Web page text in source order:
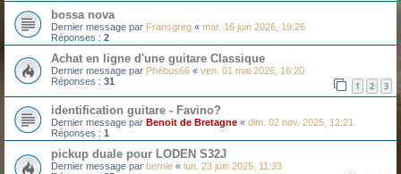
bossa nova
Dernier message par Fransgreg « mar. 16 juin 2026, 19:26
Réponses : 2
Achat en ligne d'une guitare Classique
Dernier message par Phébus66 « ven. 01 mai 2026, 16:20
Réponses : 31 1 2 3
identification guitare - Favino?
Dernier message par Benoit de Bretagne « dim. 02 nov. 2025, 12:21
Réponses : 1
pickup duale pour LODEN S32J
Dernier message par bernie « lun. 23 juin 2025, 11:33